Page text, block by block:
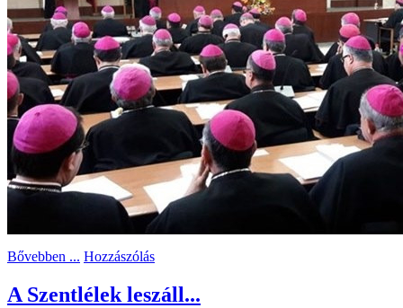
Bővebben ... Hozzászólás
A Szentlélek leszáll...